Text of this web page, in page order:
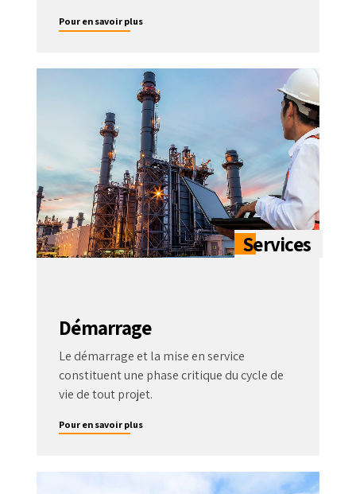
Pour en savoir plus
Démarrage
Le démarrage et la mise en service
constituent une phase critique du cycle de
vie de tout projet.
Pour en savoir plus